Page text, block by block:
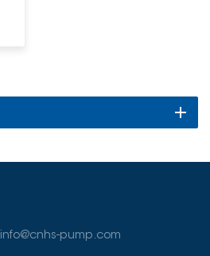
info@cnhs-pump.com